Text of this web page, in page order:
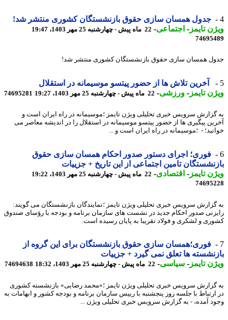
جدول همسان سازی حقوق بازنشستگان کشوری منتشر شد!
تایمز-اجتماعی-22 ماه پیش - چهارشنبه 25 مهر 1403، 19:47
همسان سازی حقوق بازنشستگان کشوری منتشر شد!
آخرین تلاش ها از حضور پیتسو موسیمانه در استقلال
تایمز-ورزشی-22 ماه پیش - چهارشنبه 25 مهر 1403، 19:27 74695281
سرویس خبری تحلیلی ویژن تایمز ؛موسیمانه در راه ایران است و
پیگیری ها از حضور پیتسو موسیمانه در استقلال را در اندیشه معاصر می
- ؛موسیمانه در راه ایران است و ...
فوری؛ اجرای دستور صدور احکام همسان سازی حقوق
تامین اجتماعی از این تاریخ + جزییات
تایمز-اقتصادی-22 ماه پیش - چهارشنبه 25 مهر 1403، 19:22
سرویس خبری تحلیلی ویژن تایمز ؛نمایندگان بازنشستگان می گویند:
صدور احکام جدید در نشست های سازمان برنامه و بودجه با رؤسای صندوق
و لشکری و فولاد تقریبا به پایان رسیده است.
فوری؛همسان سازی حقوق بازنشستگان برای این گروه از
ها تعلق نمی گیرد + جزییات
تایمز-سیاسی-22 ماه پیش - چهارشنبه 25 مهر 1403، 18:32 74694638
سرویس خبری تحلیلی ویژن تایمز ؛«محمد رضایی» بازنشسته کشوری
با جلسه روز پنجشنبه با رییس سازمان برنامه و بودجه کشور و ابهامات به
آمده، - به گزارش سرویس خبری تحلیلی ویژن ...